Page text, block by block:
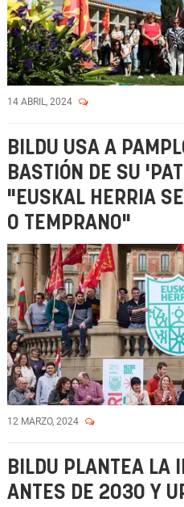
14 ABRIL, 2024
BILDU USA A
BASTIÓN DE SU
"EUSKAL HERRIA
O TEMPRANO"
12 MARZO, 2024
BILDU PLANTEA LA
ANTES DE 2030 Y